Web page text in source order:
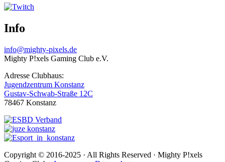
Info
info@mighty-pixels.de
Mighty P!xels Gaming Club e.V.
Adresse Clubhaus:
Jugendzentrum Konstanz
Gustav-Schwab-Straße 12C
78467 Konstanz
Copyright © 2016-2025 · All Rights Reserved · Mighty P!xels